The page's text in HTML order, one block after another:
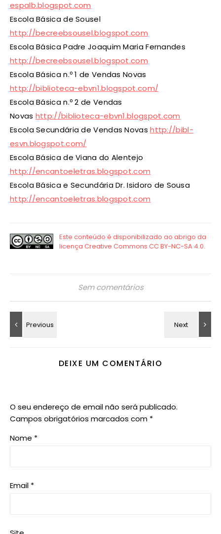
espalb.blogspot.com
Escola Básica de Sousel
http://becreebsousel.blogspot.com
Escola Básica Padre Joaquim Maria Fernandes
http://becreebsousel.blogspot.com
Escola Básica n.º 1 de Vendas Novas
http://biblioteca-ebvn1.blogspot.com/
Escola Básica n.º 2 de Vendas
Novas http://biblioteca-ebvn1.blogspot.com
Escola Secundária de Vendas Novashttp://bibl-
esvn.blogspot.com/
Escola Básica de Viana do Alentejo
http://encantoeletras.blogspot.com
Escola Básica e Secundária Dr. Isidoro de Sousa
http://encantoeletras.blogspot.com
Sem comentários
DEIXE UM COMENTÁRIO
O seu endereço de email não será publicado.
Campos obrigatórios marcados com *
Nome *
Email *